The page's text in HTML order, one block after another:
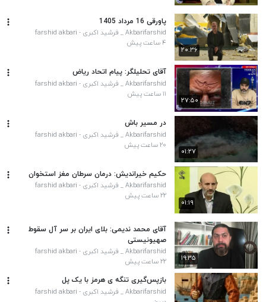
۲۰:۳۶
پاورقی 16 مرداد 1405
Akbarifarshid _ فرشید اکبری - farshid akbari
۴ ساعت پیش
۲۷:۵۰
آقای تحلیلگر: پیام اتحاد ریاض
Akbarifarshid _ فرشید اکبری - farshid akbari
۱۱ ساعت پیش
۰۱:۲۷
در مسیر باش
Akbarifarshid _ فرشید اکبری - farshid akbari
۲۰ ساعت پیش
۰۱:۱۹
حکیم خیراندیش: درمان سرطان مغز استخوان
Akbarifarshid _ فرشید اکبری - farshid akbari
۲۲ ساعت پیش
۱۹:۳۵
آقای محمد ندیمی: بلای ایران بر سر آل سقوط
صهیونیستی
Akbarifarshid _ فرشید اکبری - farshid akbari
۲۲ ساعت پیش
بازپس‌گیری تنگه ی هرمز با یک پل
Akbarifarshid _ فرشید اکبری - farshid akbari